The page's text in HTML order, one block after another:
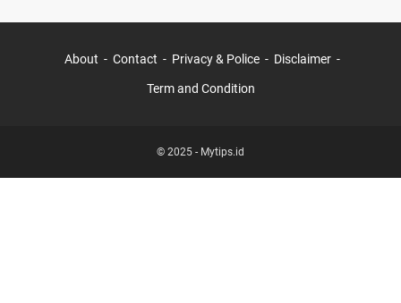
About Contact Privacy & Police Disclaimer
Term and Condition
© 2025 - Mytips.id